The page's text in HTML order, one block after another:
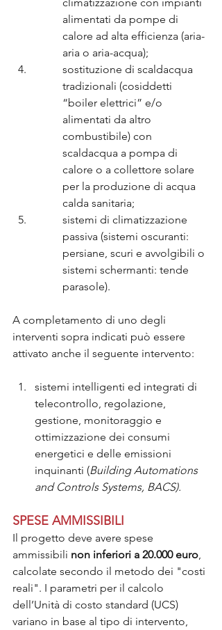
alimentati da pompe di
calore ad alta efficienza (aria-
aria o aria-acqua);
sostituzione di scaldacqua
tradizionali (cosiddetti
“boiler elettrici” e/o
alimentati da altro
combustibile) con
scaldacqua a pompa di
calore o a collettore solare
per la produzione di acqua
calda sanitaria;
sistemi di climatizzazione
passiva (sistemi oscuranti:
persiane, scuri e avvolgibili o
sistemi schermanti: tende
parasole).
A completamento di uno degli
interventi sopra indicati può essere
attivato anche il seguente intervento:
sistemi intelligenti ed integrati di
telecontrollo, regolazione,
gestione, monitoraggio e
ottimizzazione dei consumi
energetici e delle emissioni
inquinanti (Building Automations
and Controls Systems, BACS).
SPESE AMMISSIBILI
Il progetto deve avere spese
ammissibili non inferiori a 20.000 euro
calcolate secondo il metodo dei "costi
reali". I parametri per il calcolo
dell’Unità di costo standard (UCS)
variano in base al tipo di intervento,